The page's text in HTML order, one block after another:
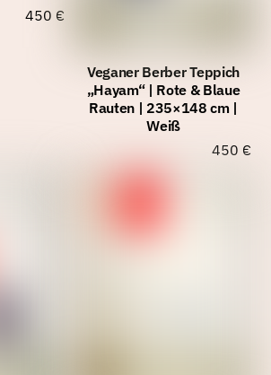
450 €
Veganer Berber Teppich
„Hayam“ | Rote & Blaue
Rauten | 235×148 cm |
Weiß
450 €